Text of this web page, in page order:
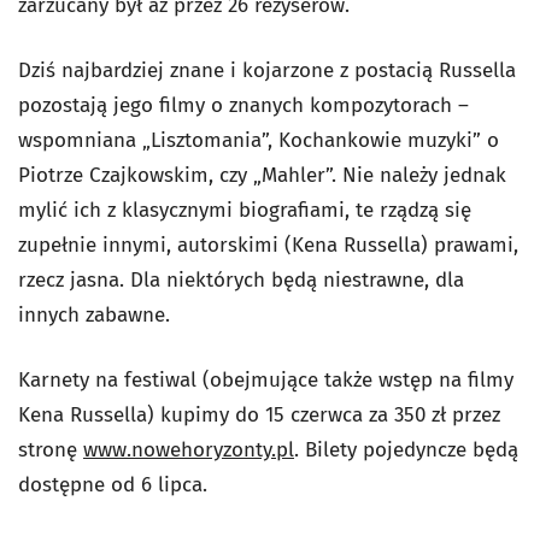
zarzucany był aż przez 26 reżyserów.
Dziś najbardziej znane i kojarzone z postacią Russella
pozostają jego filmy o znanych kompozytorach –
wspomniana „Lisztomania”, Kochankowie muzyki” o
Piotrze Czajkowskim, czy „Mahler”. Nie należy jednak
mylić ich z klasycznymi biografiami, te rządzą się
zupełnie innymi, autorskimi (Kena Russella) prawami,
rzecz jasna. Dla niektórych będą niestrawne, dla
innych zabawne.
Karnety na festiwal (obejmujące także wstęp na filmy
Kena Russella) kupimy do 15 czerwca za 350 zł przez
stronę www.nowehoryzonty.pl. Bilety pojedyncze będą
dostępne od 6 lipca.